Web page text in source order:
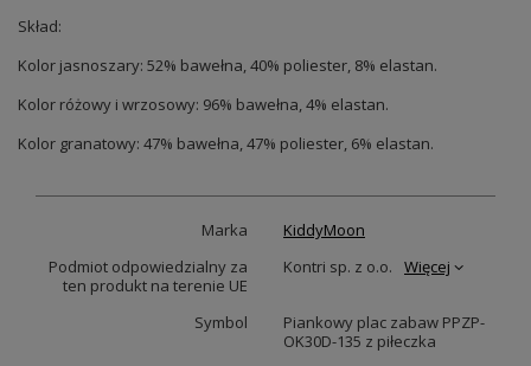
Skład:
Kolor jasnoszary: 52% bawełna, 40% poliester, 8% elastan.
Kolor różowy i wrzosowy: 96% bawełna, 4% elastan.
Kolor granatowy: 47% bawełna, 47% poliester, 6% elastan.
Marka
KiddyMoon
Podmiot odpowiedzialny za
ten produkt na terenie UE
Kontri sp. z o.o. Więcej
Symbol
Piankowy plac zabaw PPZP-
OK30D-135 z piłeczka